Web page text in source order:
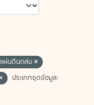
แผ่นดินถล่ม
ประเภทชุดข้อมูล: